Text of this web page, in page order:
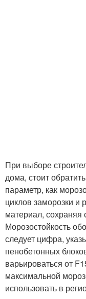
При выборе
дома, стоит
параметр, как
циклов заморозки и
материал, сохраняя
Морозостойкость
следует цифра,
пенобетонных
варьироваться от
максимальной
использовать в